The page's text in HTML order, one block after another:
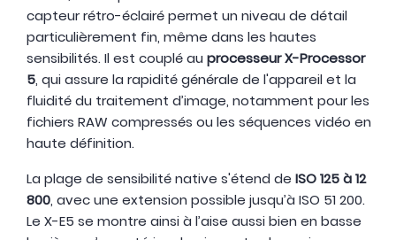
capteur rétro-éclairé permet un niveau de détail
particulièrement fin, même dans les hautes
sensibilités. Il est couplé au processeur X-Processor
5, qui assure la rapidité générale de l'appareil et la
fluidité du traitement d’image, notamment pour les
fichiers RAW compressés ou les séquences vidéo en
haute définition.
La plage de sensibilité native s'étend de ISO 125 à 12
800, avec une extension possible jusqu’à ISO 51 200.
Le X-E5 se montre ainsi à l’aise aussi bien en basse